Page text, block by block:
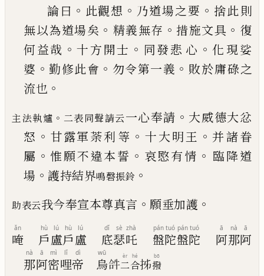
論曰 。 此觀想 。 乃道場之要 。 捨此則
無以為道場矣 。 精義無存 。 措施文具 。 復
何益哉 。 十方開士 。 同發悲 心 。 化現娑
婆 。 勤修此會 。 勿令第一義 。 敗於庸碌之
流也 。
主法執爐 。 二表同聲請云一心奉請 。 大威德大忿
怒 。 甘露軍荼利 等 。 十大明王 。 并諸眷
屬 。 惟願不違本誓 。 哀愍有情 。 臨降道
場 。 護持結界鳴磬振鈴 。
助表云我今奉宣本尊真言 。 願垂加護 。
唵
ǎn
戶
hù
盧
lú
戶
hù
盧
lú
底
dǐ
瑟
sè
吒
zhà
盤
pán
陀
tuó
盤
pán
陀
tuó
阿
ā
那
nà
阿
ā
那
nà
阿
ā
密
mì
哩
lǐ
帝
dì
烏
wū
𤙖二
èr
合
hé
𭠒撥
bō